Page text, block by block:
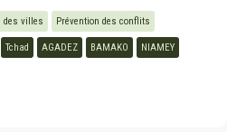
des villes Prévention des conflits
Tchad AGADEZ BAMAKO
NIAMEY